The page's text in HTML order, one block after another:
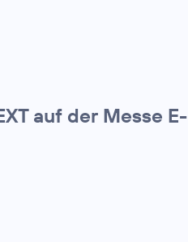
auf der Messe E-